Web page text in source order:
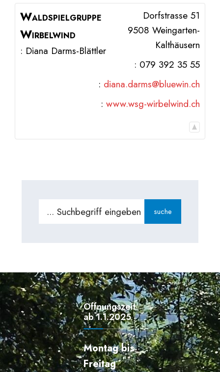
Waldspielgruppe
Wirbelwind
: Diana Darms-Blättler
Dorfstrasse 51
9508 Weingarten-
Kalthäusern
: 079 392 35 55
: diana.darms@bluewin.ch
: www.wsg-wirbelwind.ch
suche
Öffnungszeiten
ab 1.1.2025
Montag bis
Freitag